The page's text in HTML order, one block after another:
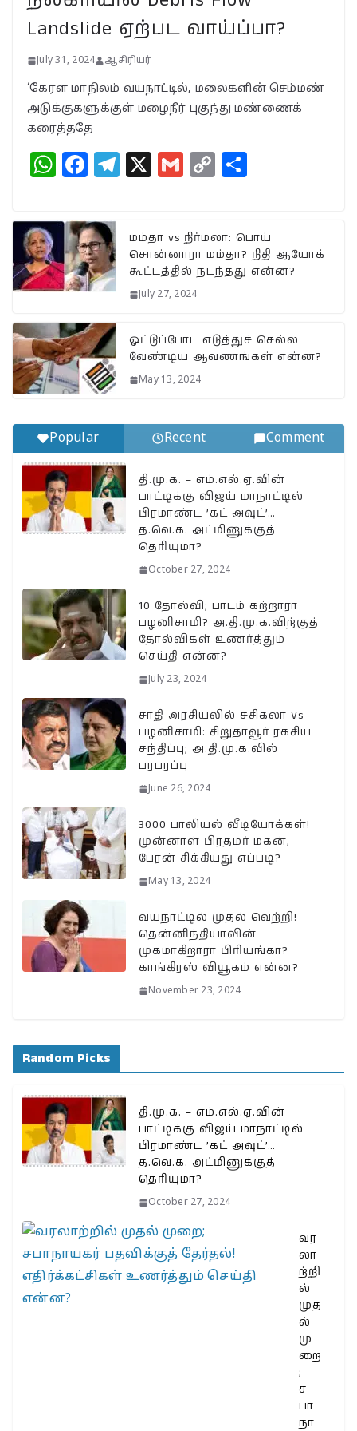
காங்கிரஸ் வியூகம் என்ன?
November 23, 2024
Landslide ஏற்பட வாய்ப்பா?
July 31, 2024 ஆசிரியர்
‘கேரள மாநிலம் வயநாட்டில், மலைகளின் செம்மண்
அடுக்குகளுக்குள் மழைநீர் புகுந்து மண்ணைக்
கரைத்ததே
W
at
s
A
p
p
F
c
e
b
o
o
k
T
g
ra
m
X
G
l
C
y
Li
r
e
மம்தா vs நிர்மலா: பொய்
சொன்னாரா மம்தா? நிதி ஆயோக்
கூட்டத்தில் நடந்தது என்ன?
July 27, 2024
ஓட்டுப்போட எடுத்துச் செல்ல
வேண்டிய ஆவணங்கள் என்ன?
May 13, 2024
Popular Recent Comment
தி.மு.க. – எம்.எல்.ஏ.வின்
பாட்டிக்கு விஜய் மாநாட்டில்
பிரமாண்ட ’கட் அவுட்’…
த.வெ.க. அட்மினுக்குத்
தெரியுமா?
October 27, 2024
10 தோல்வி; பாடம் கற்றாரா
பழனிசாமி? அ.தி.மு.க.விற்குத்
தோல்விகள் உணர்த்தும்
செய்தி என்ன?
July 23, 2024
சாதி அரசியலில் சசிகலா Vs
பழனிசாமி: சிறுதாவூர் ரகசிய
சந்திப்பு; அ.தி.மு.க.வில்
பரபரப்பு
June 26, 2024
3000 பாலியல் வீடியோக்கள்!
முன்னாள் பிரதமர் மகன்,
பேரன் சிக்கியது எப்படி?
May 13, 2024
வயநாட்டில் முதல் வெற்றி!
தென்னிந்தியாவின்
முகமாகிறாரா பிரியங்கா?
காங்கிரஸ் வியூகம் என்ன?
November 23, 2024
Random Picks
தி.மு.க. – எம்.எல்.ஏ.வின்
பாட்டிக்கு விஜய் மாநாட்டில்
பிரமாண்ட ’கட் அவுட்’…
த.வெ.க. அட்மினுக்குத்
தெரியுமா?
October 27, 2024
வர
லா
ற்றி
ல்
முத
ல்
மு
றை
;
ச
பா
நா